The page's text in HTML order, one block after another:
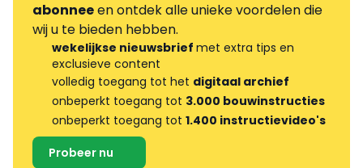
abonneeen ontdek alle unieke voordelen die
wij u te bieden hebben.
wekelijkse nieuwsbrief met extra tips en
exclusieve content
volledig toegang tot het digitaal archief
onbeperkt toegang tot 3.000 bouwinstructies
onbeperkt toegang tot 1.400 instructievideo's
Probeer nu